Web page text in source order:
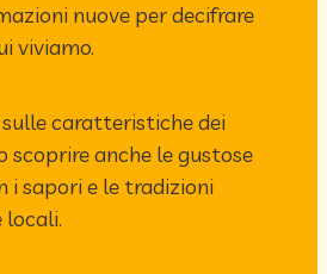
nuove per decifrare
viviamo.
caratteristiche dei
scoprire anche le gustose
i sapori e le tradizioni
locali.